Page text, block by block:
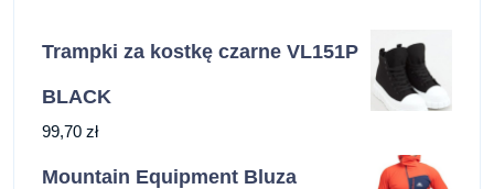
Trampki za kostkę czarne VL151P
BLACK
99,70 zł
Mountain Equipment Bluza